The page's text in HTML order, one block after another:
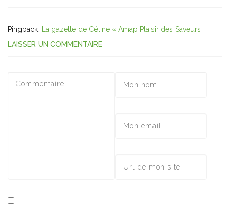
Pingback:
La gazette de Céline « Amap Plaisir des Saveurs
LAISSER UN COMMENTAIRE